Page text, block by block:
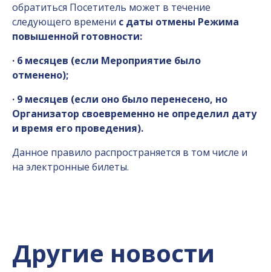
обратиться Посетитель может в течение
следующего времени с даты отмены Режима
повышенной готовности:
· 6 месяцев (если Мероприятие было
отменено);
· 9 месяцев (если оно было перенесено, но
Организатор своевременно не определил дату
и время его проведения).
Данное правило распространяется в том числе и
на электронные билеты.
Другие новости